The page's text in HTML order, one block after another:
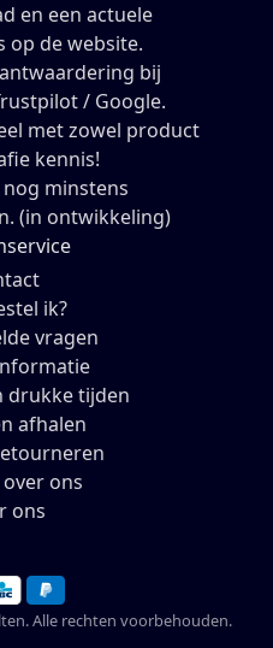
en een actuele
op de website.
bij
/ Google.
met zowel product
kennis!
minstens
(in ontwikkeling)
ik?
vragen
drukke tijden
afhalen
over ons
ons
Alle rechten voorbehouden.